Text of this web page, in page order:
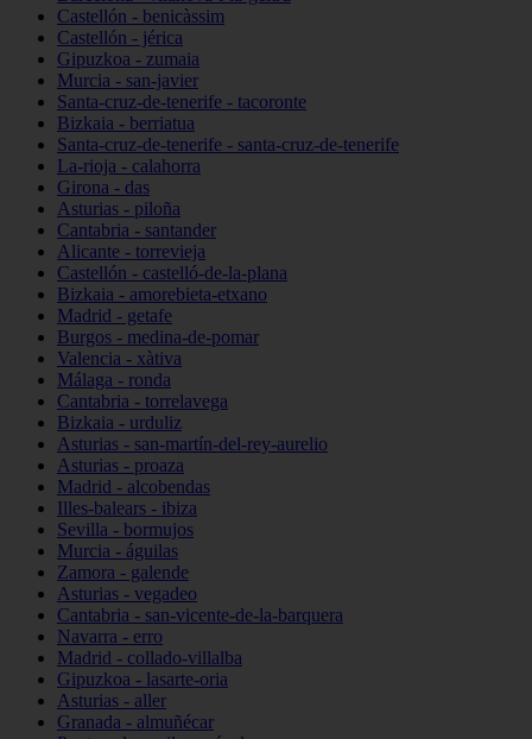
Castellón - benicàssim
Castellón - jérica
Gipuzkoa - zumaia
Murcia - san-javier
Santa-cruz-de-tenerife - tacoronte
Bizkaia - berriatua
Santa-cruz-de-tenerife - santa-cruz-de-tenerife
La-rioja - calahorra
Girona - das
Asturias - piloña
Cantabria - santander
Alicante - torrevieja
Castellón - castelló-de-la-plana
Bizkaia - amorebieta-etxano
Madrid - getafe
Burgos - medina-de-pomar
Valencia - xàtiva
Málaga - ronda
Cantabria - torrelavega
Bizkaia - urduliz
Asturias - san-martín-del-rey-aurelio
Asturias - proaza
Madrid - alcobendas
Illes-balears - ibiza
Sevilla - bormujos
Murcia - águilas
Zamora - galende
Asturias - vegadeo
Cantabria - san-vicente-de-la-barquera
Navarra - erro
Madrid - collado-villalba
Gipuzkoa - lasarte-oria
Asturias - aller
Granada - almuñécar